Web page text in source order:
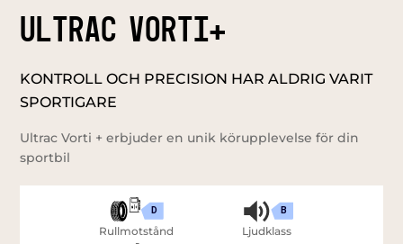
ULTRAC VORTI+
KONTROLL OCH PRECISION HAR ALDRIG VARIT
SPORTIGARE
Ultrac Vorti + erbjuder en unik körupplevelse för din
sportbil
D
Rullmotstånd
B
Ljudklass